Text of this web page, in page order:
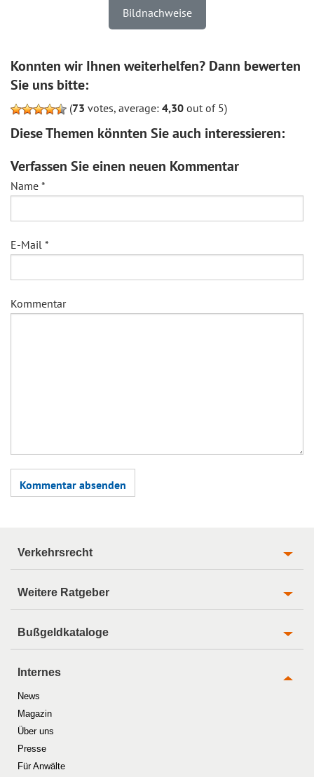
Bildnachweise
Konnten wir Ihnen weiterhelfen? Dann bewerten
Sie uns bitte:
(73 votes, average: 4,30 out of 5)
Diese Themen könnten Sie auch interessieren:
Verfassen Sie einen neuen Kommentar
Name *
E-Mail *
Kommentar
Verkehrsrecht
Weitere Ratgeber
Bußgeldkataloge
Internes
News
Magazin
Über uns
Presse
Für Anwälte